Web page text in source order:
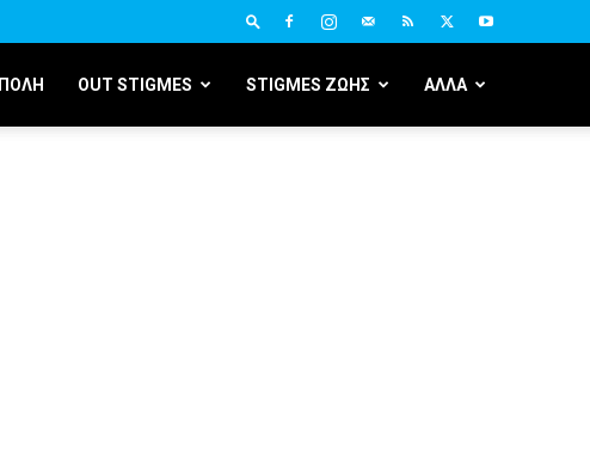
ΠΟΛΗ OUT STIGMES STIGMES ΖΩΗΣ ΑΛΛΑ